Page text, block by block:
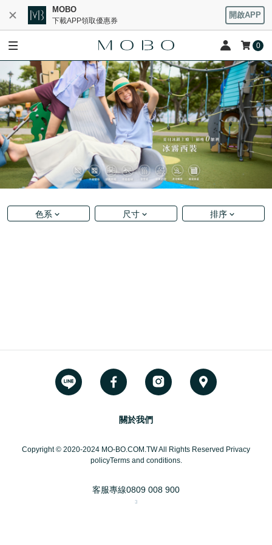
MOBO
下載APP領取優惠券
開啟APP
0
色系 尺寸 排序
關於我們
Copyright © 2020-2024 MO-BO.COM.TW All Rights Reserved Privacy
policyTerms and conditions.
客服專線0809 008 900
3